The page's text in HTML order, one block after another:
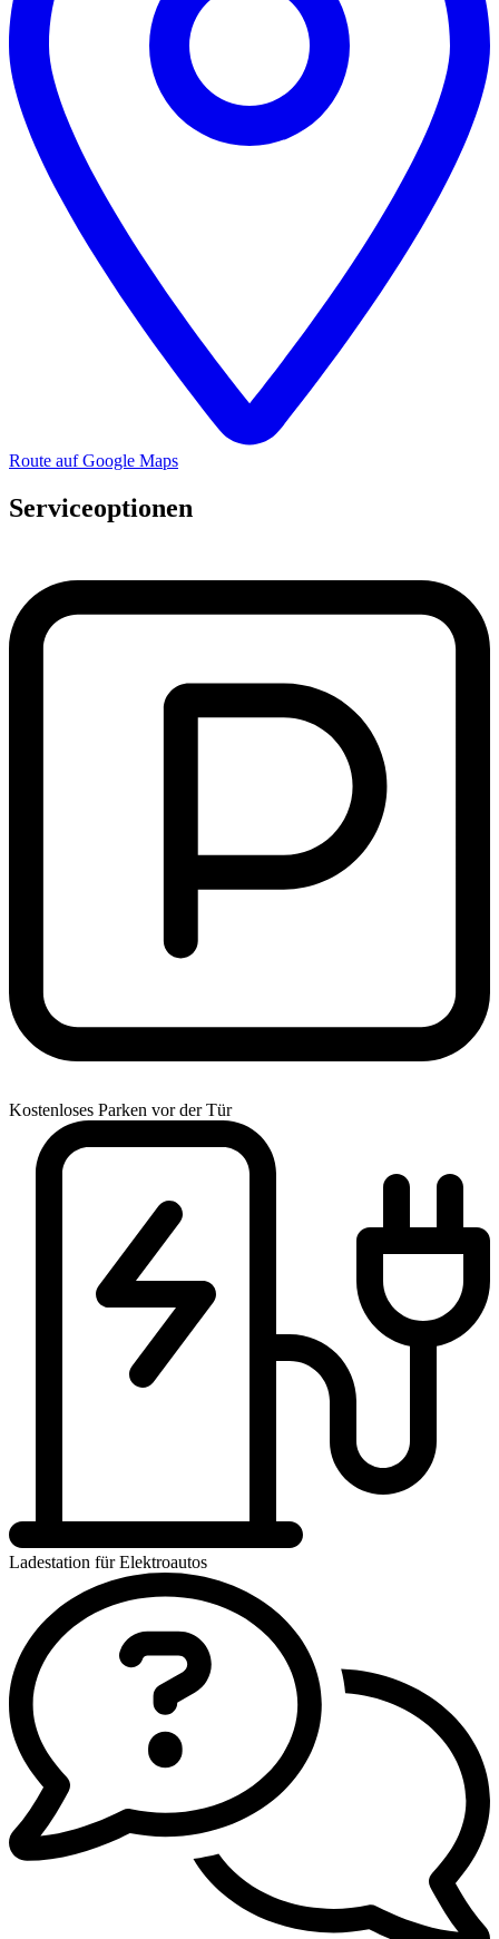
Route auf Google Maps
Serviceoptionen
Kostenloses Parken vor der Tür
Ladestation für Elektroautos